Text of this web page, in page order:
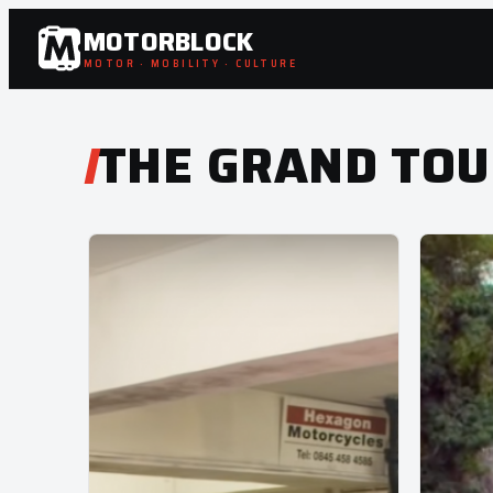
Zum
Inhalt
springen
MOTORBLOCK
MOTOR · MOBILITY · CULTURE
THE GRAND